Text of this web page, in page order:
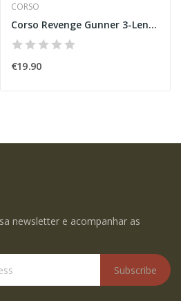
CORSO
Corso Revenge Gunner 3-Lens Goggles – Black...
€19.90
newsletter e acompanhar as
Subscribe